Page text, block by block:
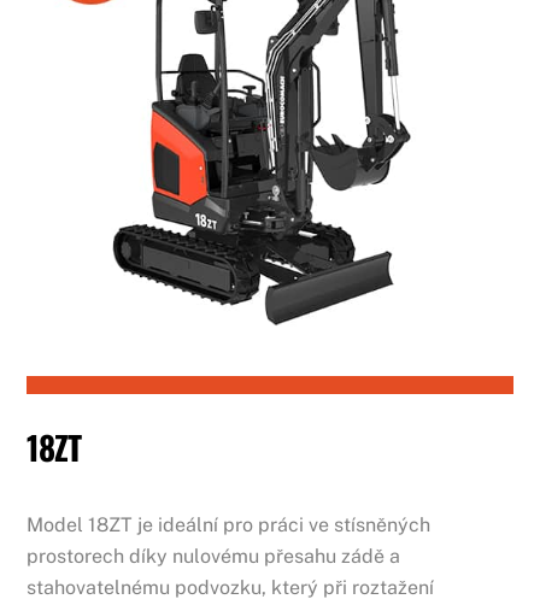
18ZT
Model 18ZT je ideální pro práci ve stísněných
prostorech díky nulovému přesahu zádě a
stahovatelnému podvozku, který při roztažení